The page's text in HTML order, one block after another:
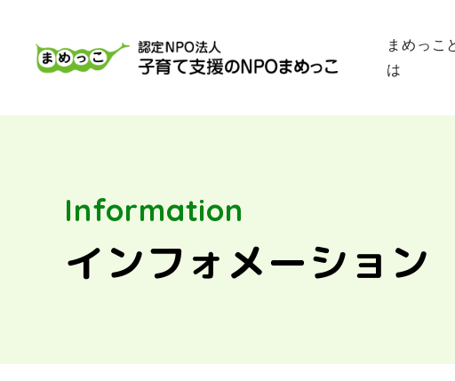
まめっこ
は
Information
インフォメーション